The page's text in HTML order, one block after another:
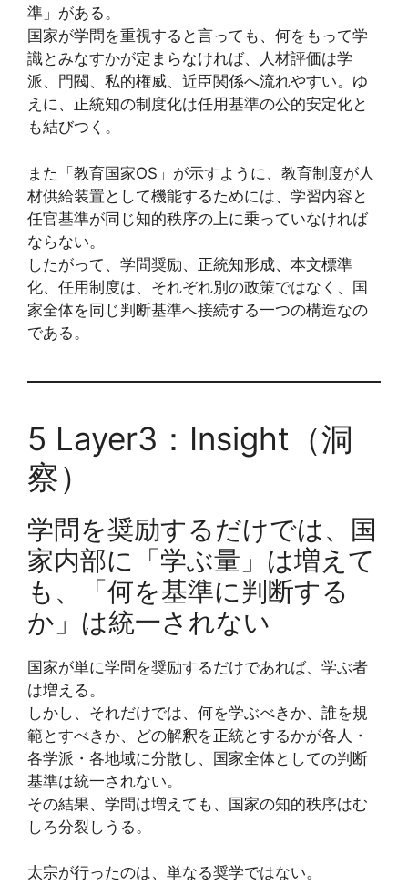
準」がある。
国家が学問を重視すると言っても、何をもって学
識とみなすかが定まらなければ、人材評価は学
派、門閥、私的権威、近臣関係へ流れやすい。ゆ
えに、正統知の制度化は任用基準の公的安定化と
も結びつく。
また「教育国家OS」が示すように、教育制度が人
材供給装置として機能するためには、学習内容と
任官基準が同じ知的秩序の上に乗っていなければ
ならない。
したがって、学問奨励、正統知形成、本文標準
化、任用制度は、それぞれ別の政策ではなく、国
家全体を同じ判断基準へ接続する一つの構造なの
である。
5 Layer3：Insight（洞
察）
学問を奨励するだけでは、国
家内部に「学ぶ量」は増えて
も、「何を基準に判断する
か」は統一されない
国家が単に学問を奨励するだけであれば、学ぶ者
は増える。
しかし、それだけでは、何を学ぶべきか、誰を規
範とすべきか、どの解釈を正統とするかが各人・
各学派・各地域に分散し、国家全体としての判断
基準は統一されない。
その結果、学問は増えても、国家の知的秩序はむ
しろ分裂しうる。
太宗が行ったのは、単なる奨学ではない。